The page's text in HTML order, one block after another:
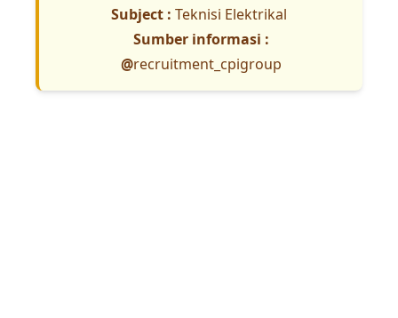
Subject : Teknisi Elektrikal
Sumber informasi :
@recruitment_cpigroup